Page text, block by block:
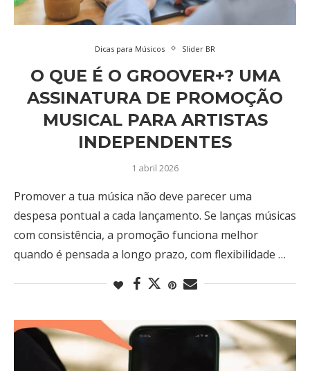
Dicas para Músicos Slider BR
O QUE É O GROOVER+? UMA
ASSINATURA DE PROMOÇÃO
MUSICAL PARA ARTISTAS
INDEPENDENTES
1 abril 2026
Promover a tua música não deve parecer uma
despesa pontual a cada lançamento. Se lanças músicas
com consistência, a promoção funciona melhor
quando é pensada a longo prazo, com flexibilidade …